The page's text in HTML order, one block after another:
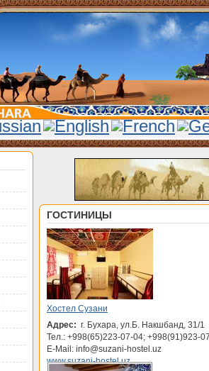
ГОСТИНИЦЫ
Хостел Сузани
Адрес: г. Бухара, ул.Б. Накшбанд, 31/1
Тел.: +998(65)223-07-04; +998(91)923-
E-Mail: info@suzani-hostel.uz
www.suzani-hostel.uz